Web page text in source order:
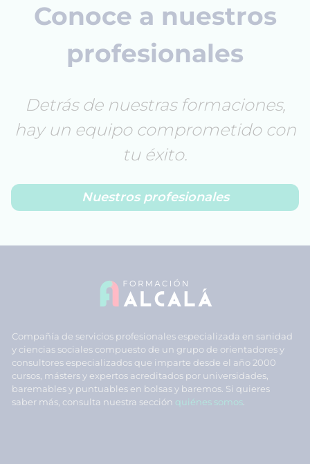
Conoce a nuestros
profesionales
Detrás de nuestras formaciones,
hay un equipo comprometido con
tu éxito.
Nuestros profesionales
Compañía de servicios profesionales especializada en sanidad
y ciencias sociales compuesto de un grupo de orientadores y
consultores especializados que imparte desde el año 2000
cursos, másters y expertos acreditados por universidades,
baremables y puntuables en bolsas y baremos. Si quieres
saber más, consulta nuestra sección quiénes somos